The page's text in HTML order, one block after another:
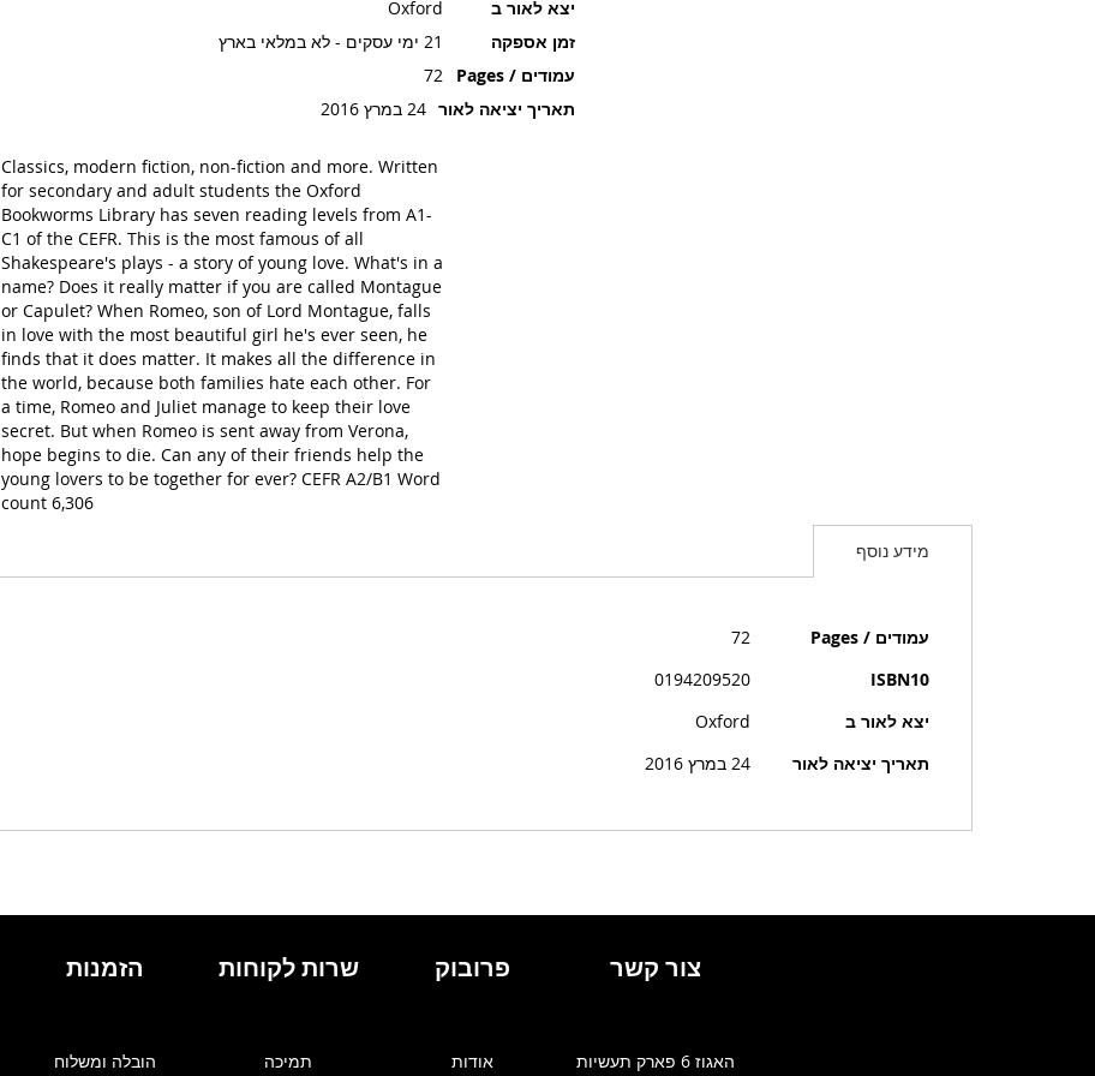
יצא לאור ב
Oxford
זמן אספקה
21 ימי עסקים - לא במלאי בארץ
עמודים / Pages
72
תאריך יציאה לאור 24 במרץ 2016
Classics, modern fiction, non-fiction and more. Written
for secondary and adult students the Oxford
Bookworms Library has seven reading levels from A1-
C1 of the CEFR. This is the most famous of all
Shakespeare's plays - a story of young love. What's in a
name? Does it really matter if you are called Montague
or Capulet? When Romeo, son of Lord Montague, falls
in love with the most beautiful girl he's ever seen, he
finds that it does matter. It makes all the difference in
the world, because both families hate each other. For
a time, Romeo and Juliet manage to keep their love
secret. But when Romeo is sent away from Verona,
hope begins to die. Can any of their friends help the
young lovers to be together for ever? CEFR A2/B1 Word
count 6,306
מידע נוסף
מידע
עמודים / Pages
72
ISBN10
0194209520
יצא לאור ב
Oxford
תאריך יציאה לאור
24 במרץ 2016
צור קשר
האגוז 6 פארק תעשיות
פרובוק
אודות
שרות לקוחות
תמיכה
הזמנות
הובלה ומשלוח